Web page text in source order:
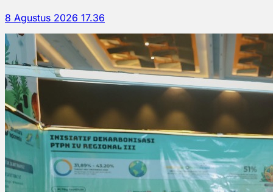
8 Agustus 2026 17.36